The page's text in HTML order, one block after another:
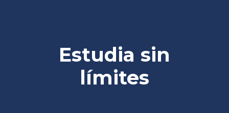
Estudia sin
límites